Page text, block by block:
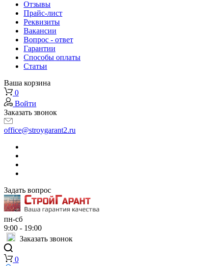
Отзывы
Прайс-лист
Реквизиты
Вакансии
Вопрос - ответ
Гарантии
Способы оплаты
Статьи
Ваша корзина
0
Войти
Заказать звонок
office@stroygarant2.ru
Задать вопрос
пн-сб
9:00 - 19:00
Заказать звонок
0